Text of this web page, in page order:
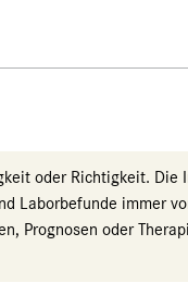
oder Richtigkeit.
Laborbefunde immer
Prognosen oder